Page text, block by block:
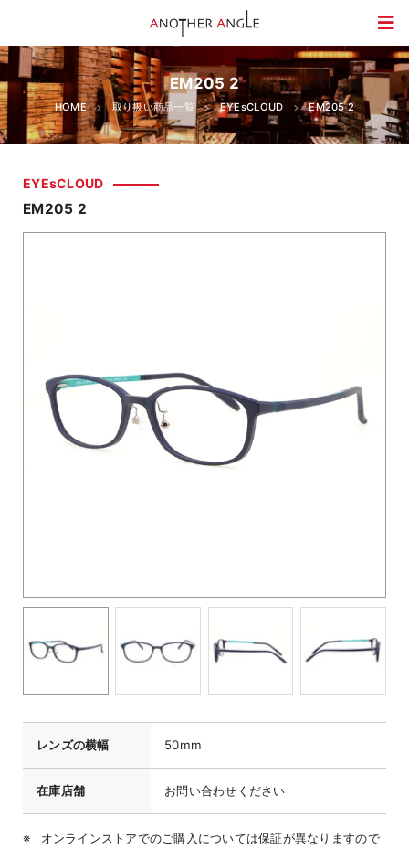
EM205 2
HOME 取り扱い商品一覧 EYEsCLOUD EM205 2
EYEsCLOUD
EM205 2
レンズの横幅 50mm
在庫店舗 お問い合わせください
オンラインストアでのご購入については保証が異なりますので